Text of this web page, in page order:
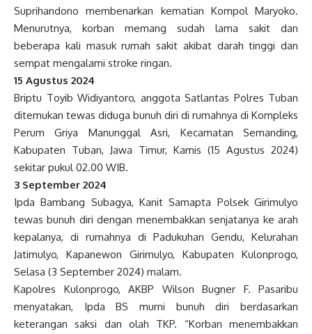
Suprihandono membenarkan kematian Kompol Maryoko.
Menurutnya, korban memang sudah lama sakit dan
beberapa kali masuk rumah sakit akibat darah tinggi dan
sempat mengalami stroke ringan.
15 Agustus 2024
Briptu Toyib Widiyantoro, anggota Satlantas Polres Tuban
ditemukan tewas diduga bunuh diri di rumahnya di Kompleks
Perum Griya Manunggal Asri, Kecamatan Semanding,
Kabupaten Tuban, Jawa Timur, Kamis (15 Agustus 2024)
sekitar pukul 02.00 WIB.
3 September 2024
Ipda Bambang Subagya, Kanit Samapta Polsek Girimulyo
tewas bunuh diri dengan menembakkan senjatanya ke arah
kepalanya, di rumahnya di Padukuhan Gendu, Kelurahan
Jatimulyo, Kapanewon Girimulyo, Kabupaten Kulonprogo,
Selasa (3 September 2024) malam.
Kapolres Kulonprogo, AKBP Wilson Bugner F. Pasaribu
menyatakan, Ipda BS murni bunuh diri berdasarkan
keterangan saksi dan olah TKP. “Korban menembakkan